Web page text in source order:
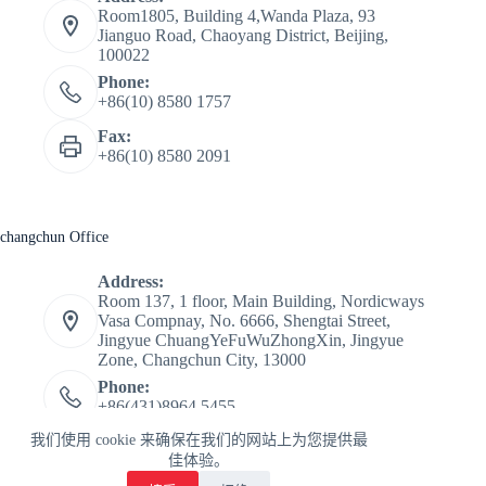
我们使用 cookie 来确保在我们的网站上为您提供最
佳体验。
Room1805, Building 4,Wanda Plaza, 93
Jianguo Road, Chaoyang District, Beijing,
100022
Phone:
+86(10) 8580 1757
Fax:
+86(10) 8580 2091
changchun Office
Address:
Room 137, 1 floor, Main Building, Nordicways
Vasa Compnay, No. 6666, Shengtai Street,
Jingyue ChuangYeFuWuZhongXin, Jingyue
Zone, Changchun City, 13000
Phone:
+86(431)8964 5455
版权所有 © 2026 Tour De Ski china - Nordicways.
International